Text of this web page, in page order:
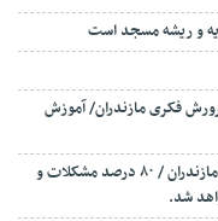
و ریشه مسجد است
پرورش فکری مازندران/ آموزش
برگزاری آئین تجلیل از خبرنگاران پیشکسوت مرکز مازندران / ۸۰ درصد مشکلات و
شد.